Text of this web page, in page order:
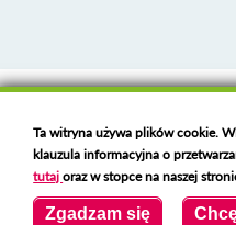
Deklaracja dostępności
Polski serwer RBLhttps://
Copyright 2023 Urząd Miejski
Created byVOBACOM
Ta witryna używa plików cookie.
klauzula informacyjna o
tutajoraz w stopce na naszej
Zgadzam się